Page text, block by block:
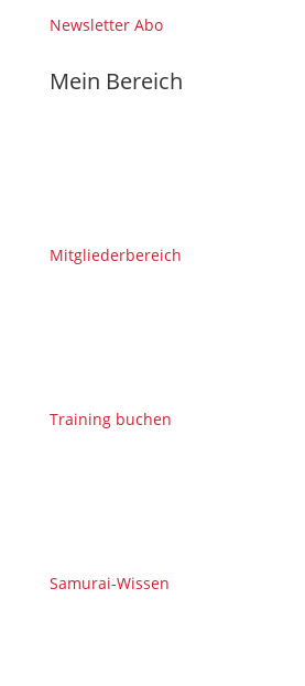
Newsletter Abo
Mein Bereich
Mitgliederbereich
Training buchen
Samurai-Wissen